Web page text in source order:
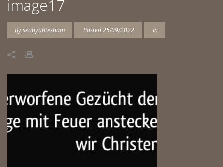
image17
Byseobyahtesham Posted25/09/2022 In